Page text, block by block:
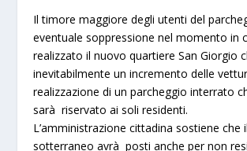
Il timore maggiore degli utenti del
eventuale soppressione nel momento in
realizzato il nuovo quartiere San Giorgio
inevitabilmente un incremento delle
realizzazione di un parcheggio interrato
sarà riservato ai soli residenti.
L’amministrazione cittadina sostiene che
sotterraneo avrà posti anche per non